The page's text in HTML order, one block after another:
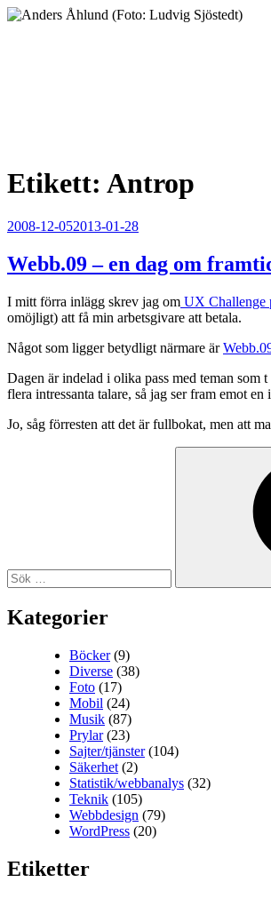
Hoppa
Etikett: Antrop
Publicerat
2008-12-052013-01-28
Webb.09 – en dag om
I mitt förra inlägg skrev jag om UX Challenge
omöjligt) att få min arbetsgivare att betala.
Något som ligger betydligt närmare är
Dagen är indelad i olika pass med teman som
flera intressanta talare, så jag ser fram emot en
Jo, såg förresten att det är fullbokat, men att
Kategorier
Böcker(9)
Diverse (38)
Foto (17)
Mobil (24)
Musik (87)
Prylar(23)
Sajter/tjänster(104)
Säkerhet (2)
Statistik/webbanalys (32)
Teknik (105)
Webbdesign (79)
WordPress (20)
Etiketter